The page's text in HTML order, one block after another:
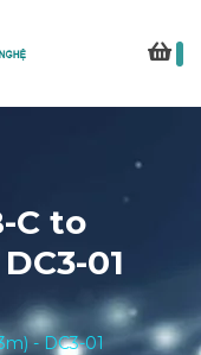
C to
01
- DC3-01